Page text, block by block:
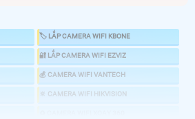
🏷 LẮP CAMERA WIFI KBONE
🔐 LẮP CAMERA WIFI EZVIZ
💰 CAMERA WIFI VANTECH
🔆 CAMERA WIFI HIKVISION